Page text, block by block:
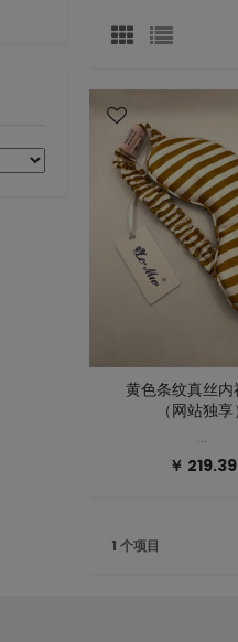
黄色条纹真丝内
（网站独享）
…
￥ 219.39
1 个项目